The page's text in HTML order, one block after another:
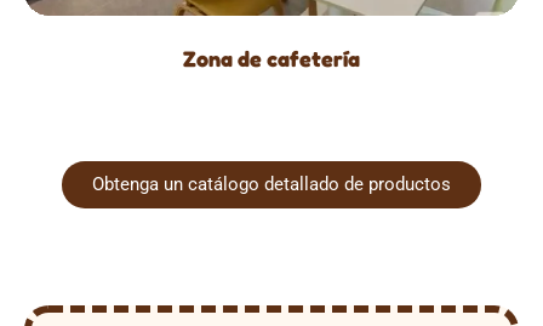
Zona de cafetería
Obtenga un catálogo detallado de productos